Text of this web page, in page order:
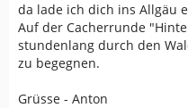
da lade ich dich ins Allgäu
Auf der Cacherrunde
stundenlang durch den
zu begegnen.
Grüsse - Anton